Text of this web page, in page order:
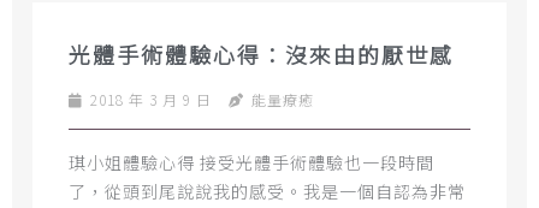
光體手術體驗心得：沒來由的厭世感
2018 年 3 月 9 日 能量療癒
琪小姐體驗心得 接受光體手術體驗也一段時間
了，從頭到尾說說我的感受。我是一個自認為非常